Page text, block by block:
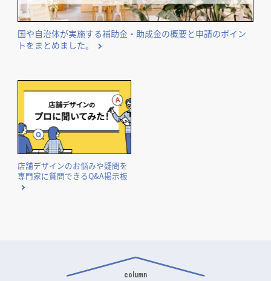
国や自治体が実施する補助金・助成金の概要と申請のポイン
トをまとめました。
店舗デザインのお悩みや疑問を
専門家に質問できるQ&A掲示板
column